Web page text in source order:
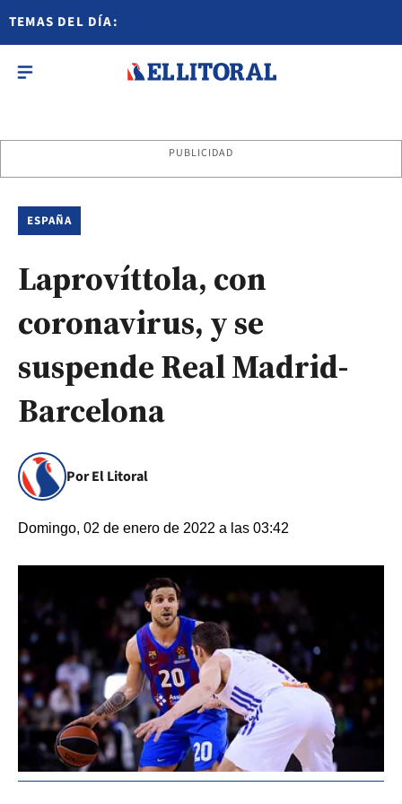
TEMAS DEL DÍA:
PUBLICIDAD
ESPAÑA
Laprovíttola, con
coronavirus, y se
suspende Real Madrid-
Barcelona
Por El Litoral
Domingo, 02 de enero de 2022 a las 03:42